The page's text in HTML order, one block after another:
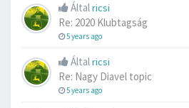
Általricsi
Re: 2020 Klubtagság
5 years ago
Általricsi
Re: Nagy Diavel topic
5 years ago